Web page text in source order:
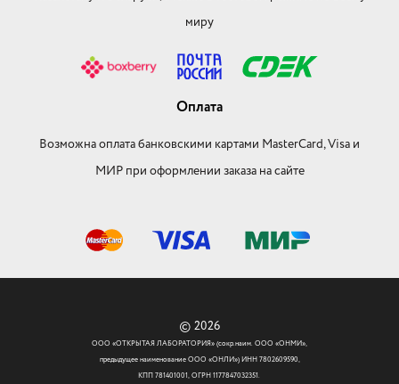
миру
Оплата
Возможна оплата банковскими картами MasterCard, Visa и
МИР при оформлении заказа на сайте
© 2026
ООО «ОТКРЫТАЯ ЛАБОРАТОРИЯ» (сокр.наим. ООО «ОНМИ»,
предыдущее наименование ООО «ОНЛИ») ИНН 7802609590,
КПП 781401001, ОГРН 1177847032351.